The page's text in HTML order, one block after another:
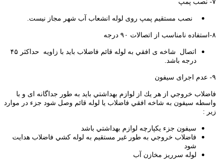
ﻧﺼﺐ ﻣﺴﺘﻘﻴﻢ ﭘﻤﭗ روی ﻟﻮﻟﻪ اﻧﺸﻌﺎب آب ﺷﻬﺮ ﻣﺠﺎز نیست.
۸-اﺳﺘﻔﺎده ﻧﺎﻣﻨﺎﺳﺐ از اﺗﺼﺎﻻت ۹۰ درجه
درﺟﻪ ﺑﺎﺷﺪ.
۹- عدم اجرای سیفون
ﻓﺎﺿﻼب ﺧﺮوﺟﻲ از ﻫﺮ ﻳﻚ از ﻟﻮازم ﺑﻬﺪاﺷﺘﻲ ﺑﺎﻳﺪ ﺑﻪ ﻃﻮر ﺟﺪاﮔﺎﻧﻪ ای و ﺑﺎ
واﺳﻄﻪ ﺳﻴﻔﻮن ﺑﻪ ﺷﺎﺧﻪ اﻓﻘﻲ ﻓﺎﺿﻼب ﻳﺎ ﻟﻮﻟﻪ ﻗﺎﺋﻢ وﺻﻞ ﺷﻮد ﺟﺰء در ﻣﻮارد
زﻳﺮ :
ﺳﻴﻔﻮن ﺟﺰء ﻳﻜﭙﺎرﭼﻪ ﻟﻮازم ﺑﻬﺪاﺷﺘﻲ ﺑﺎﺷﺪ
ﻓﺎﺿﻼب ﺧﺮوﺟﻲ ﺑﻪ ﻃﻮر ﻏﻴﺮ ﻣﺴﺘﻘﻴﻢ ﺑﻪ ﻟﻮﻟﻪ ﻛﺸﻲ ﻓﺎﺿﻼب ﻫﺪاﻳﺖ
ﺷﻮد
ﻟﻮﻟﻪ ﺳﺮرﻳﺰ ﻣﺨﺎزن آب